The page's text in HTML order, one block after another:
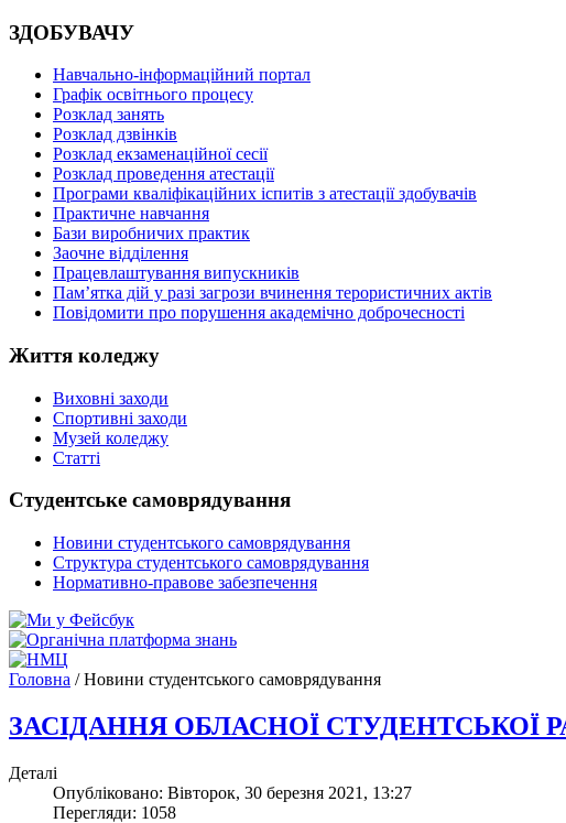
ЗДОБУВАЧУ
Навчально-інформаційний портал
Графік освітнього процесу
Розклад занять
Розклад дзвінків
Розклад екзаменаційної сесії
Розклад проведення атестації
Програми кваліфікаційних іспитів з атестації здобувачів
Практичне навчання
Бази виробничих практик
Заочне відділення
Працевлаштування випускників
Пам’ятка дій у разі загрози вчинення терористичних актів
Повідомити про порушення академічно доброчесності
Життя коледжу
Виховні заходи
Спортивні заходи
Музей коледжу
Статті
Студентське самоврядування
Новини студентського самоврядування
Структура студентського самоврядування
Нормативно-правове забезпечення
Головна /Новини студентського самоврядування
ЗАСІДАННЯ ОБЛАСНОЇ СТУДЕНТСЬКОЇ
Деталі
Опубліковано: Вівторок, 30 березня 2021, 13:27
Перегляди: 1058